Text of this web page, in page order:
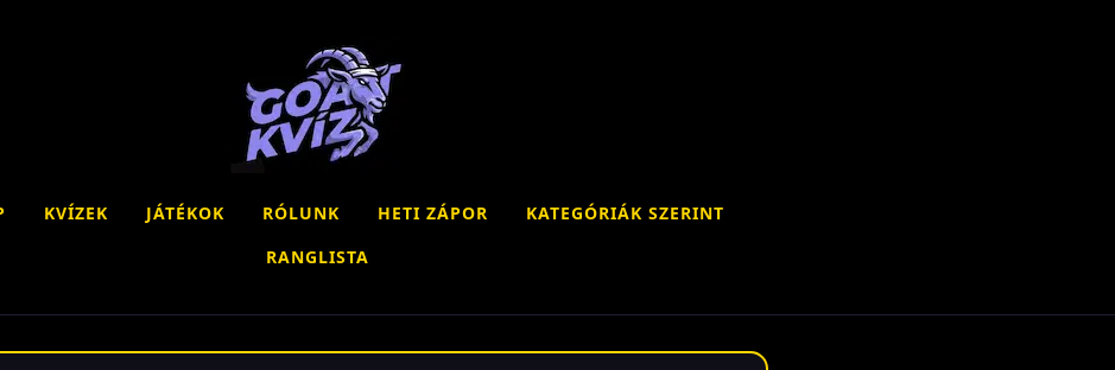
KVÍZEK JÁTÉKOK RÓLUNK HETI ZÁPOR
KATEGÓRIÁK SZERINT
RANGLISTA